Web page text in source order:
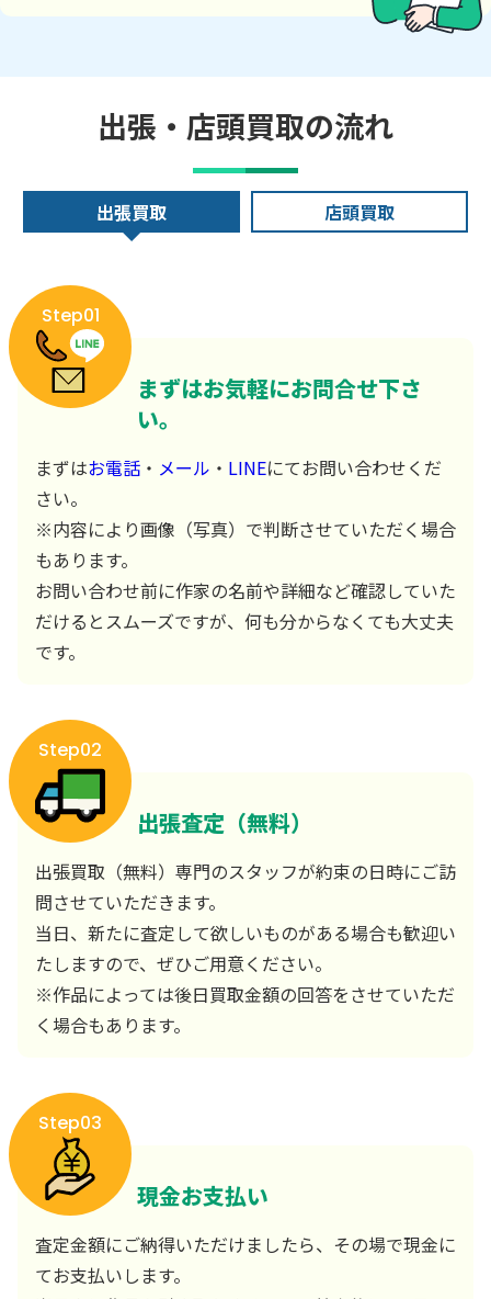
出張・店頭買取の流れ
出張買取 店頭買取
Step01
まずはお気軽にお問合せ下さ
い。
まずはお電話 ・ メール ・ LINEにてお問い合わせくだ
さい。
※内容により画像（写真）で判断させていただく場合
もあります。
お問い合わせ前に作家の名前や詳細など確認していた
だけるとスムーズですが、何も分からなくても大丈夫
です。
Step02
出張査定（無料）
出張買取（無料）専門のスタッフが約束の日時にご訪
問させていただきます。
当日、新たに査定して欲しいものがある場合も歓迎い
たしますので、ぜひご用意ください。
※作品によっては後日買取金額の回答をさせていただ
く場合もあります。
Step03
現金お支払い
査定金額にご納得いただけましたら、その場で現金に
てお支払いします。